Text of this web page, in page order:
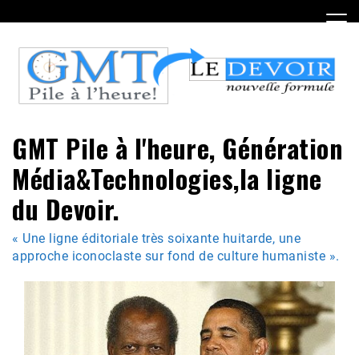
to
content
GMT Pile à l'heure, Génération
Média&Technologies,la ligne
du Devoir.
« Une ligne éditoriale très soixante huitarde, une
approche iconoclaste sur fond de culture humaniste ».